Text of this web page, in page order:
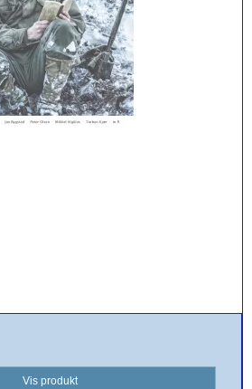
Vis produkt